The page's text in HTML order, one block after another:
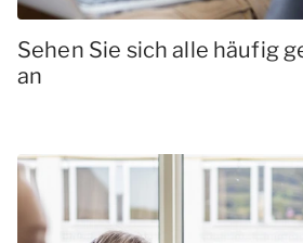
Sehen Sie sich alle häufig
an